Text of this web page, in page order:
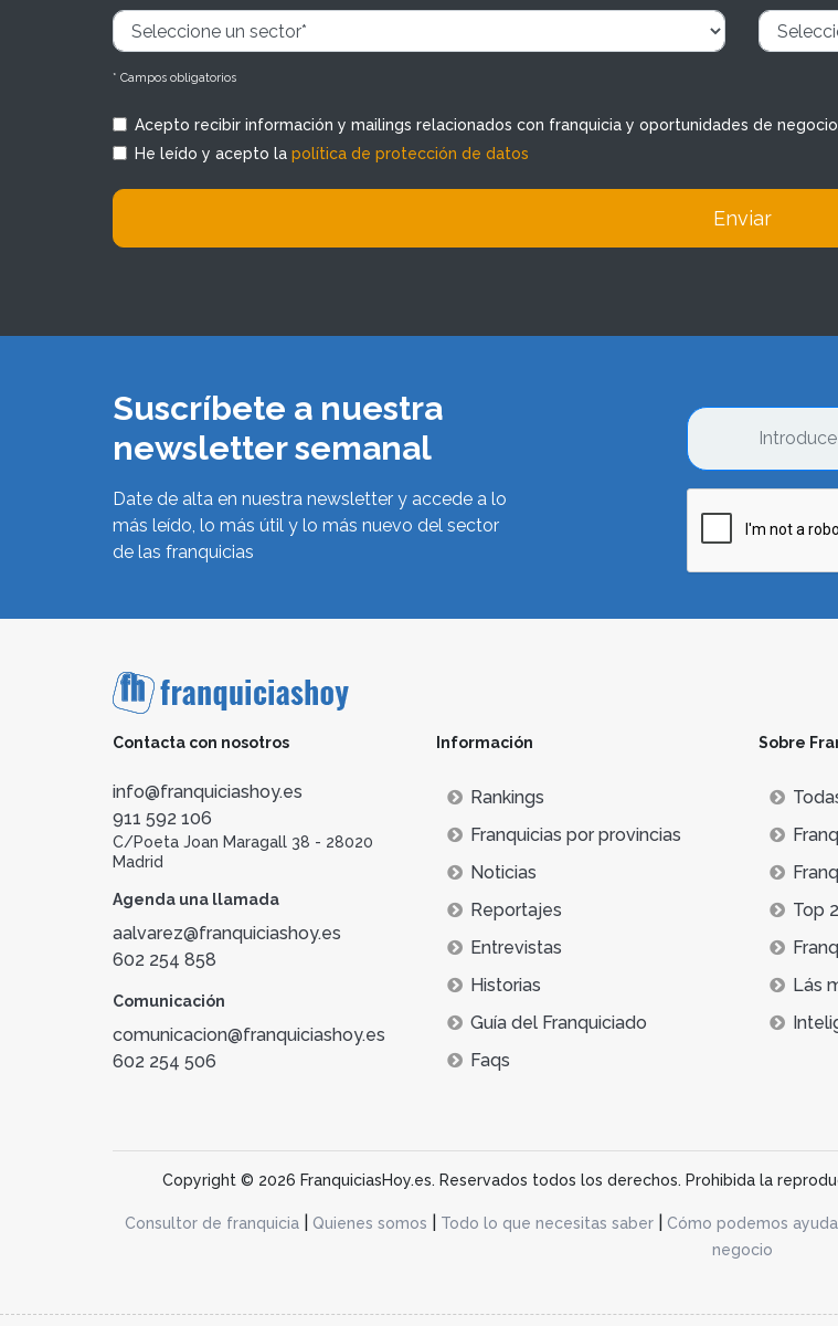
* Campos obligatorios
Acepto recibir información y mailings relacionados con franquicia y oportunidades de negocio
He leído y acepto la política de protección de datos
Enviar
Suscríbete a nuestra
newsletter semanal
Date de alta en nuestra newsletter y accede a lo
más leído, lo más útil y lo más nuevo del sector
de las franquicias
Contacta con nosotros
info@franquiciashoy.es
911 592 106
C/Poeta Joan Maragall 38 - 28020
Madrid
Agenda una llamada
aalvarez@franquiciashoy.es
602 254 858
Comunicación
comunicacion@franquiciashoy.es
602 254 506
Información
Rankings
Franquicias por provincias
Noticias
Reportajes
Entrevistas
Historias
Guía del Franquiciado
Faqs
Sobre
Top
Lás
Copyright © 2026 FranquiciasHoy.es. Reservados todos los derechos. Prohibida la
Consultor de franquicia| Quienes somos Todo lo que necesitas saber| Cómo podemos
negocio